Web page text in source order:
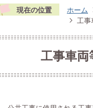
現在の位置 ホーム
工事
工事車両